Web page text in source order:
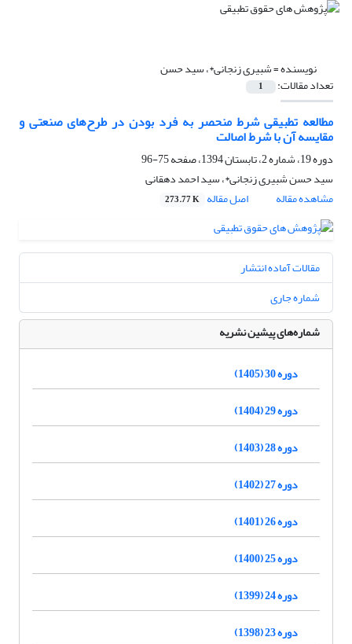
نویسنده =شبیری زنجانی*، سید حسن
تعداد مقالات: 1
مطالعه تطبیقی شرط منحصر به فرد بودن در طرح‌های صنعتی و
مقایسه آن با شرط اصالت
دوره 19، شماره 2، تابستان 1394، صفحه
75-96
سید حسن شبیری زنجانی*، سید احمد دهقانی
مشاهده مقاله
اصل مقاله 273.77 K
مقالات آماده انتشار
شماره جاری
شماره‌های پیشین نشریه
دوره 30 (1405)
دوره 29 (1404)
دوره 28 (1403)
دوره 27 (1402)
دوره 26 (1401)
دوره 25 (1400)
دوره 24 (1399)
دوره 23 (1398)